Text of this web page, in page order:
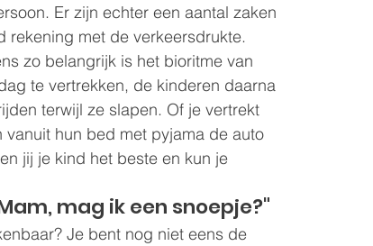
Er zijn echter een aantal zaken
rekening met de verkeersdrukte.
zo belangrijk is het bioritme van
te vertrekken, de kinderen daarna
terwijl ze slapen. Of je vertrekt
hun bed met pyjama de auto
jij je kind het beste en kun je
mag ik een snoepje?"
Je bent nog niet eens de